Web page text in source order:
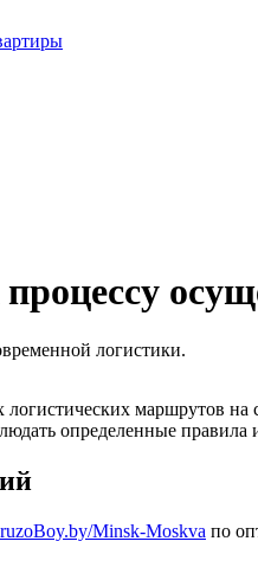
логистики.
маршрутов
определенные правила
Minsk-Moskva по